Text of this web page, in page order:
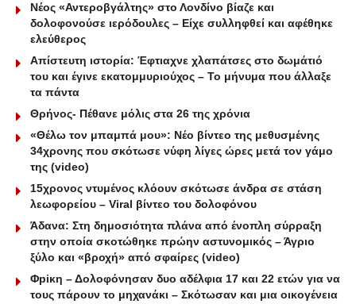
Νέος «Αντεροβγάλτης» στο Λονδίνο βίαζε και
δολοφονούσε ιερόδουλες – Είχε συλληφθεί και αφέθηκε
ελεύθερος
Απίστευτη ιστορία: Έφτιαχνε χλαπάτσες στο δωμάτιό
του και έγινε εκατομμυριούχος – Το μήνυμα που άλλαξε
τα πάντα
Θρήνος- Πέθανε μόλις στα 26 της χρόνια
«Θέλω τον μπαμπά μου»: Νέο βίντεο της μεθυσμένης
34χρονης που σκότωσε νύφη λίγες ώρες μετά τον γάμο
της (video)
15χρονος ντυμένος κλόουν σκότωσε άνδρα σε στάση
λεωφορείου – Viral βίντεο του δολοφόνου
Άδανα: Στη δημοσιότητα πλάνα από ένοπλη σύρραξη
στην οποία σκοτώθηκε πρώην αστυνομικός – Άγριο
ξύλο και «βροχή» από σφαίρες (video)
Φpiκη – Δολοφόνησαν δυο αδέλφια 17 και 22 ετών για να
τους πάρουν το μηχανάκι – Σκότωσαν και μια οικογένεια